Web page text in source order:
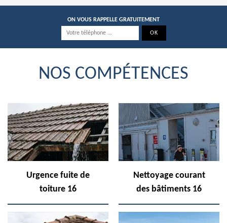
ON VOUS RAPPELLE GRATUITEMENT
NOS COMPÉTENCES
Urgence fuite de
toiture 16
Nettoyage courant
des bâtiments 16